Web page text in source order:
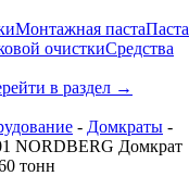
Монтажная пастаПаста
очисткиСредства
в раздел →
- Домкраты -
NORDBERG Домкрат
тонн